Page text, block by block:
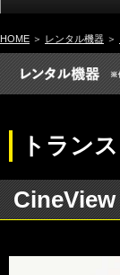
HOME ＞ レンタル機器 ＞
トラン